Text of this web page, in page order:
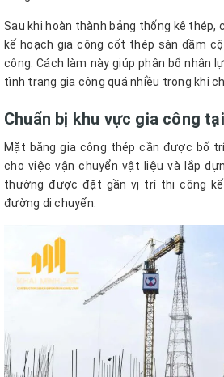
Sau khi hoàn thành bảng thống kê thép,
kế hoạch gia công cốt thép sàn dầm
công. Cách làm này giúp phân bổ nhân
tình trạng gia công quá nhiều trong khi
Chuẩn bị khu vực gia công
Mặt bằng gia công thép cần được bố
cho việc vận chuyển vật liệu và lắp
thường được đặt gần vị trí thi công
đường di chuyển.